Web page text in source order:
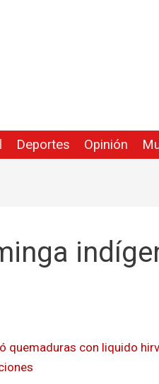
Deportes Opinión